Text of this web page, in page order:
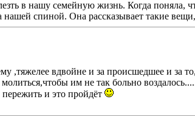
в нашу семейную жизнь. Когда поняла,
нашей спиной. Она рассказывает такие
,тяжелее вдвойне и за происшедшее и за
им не так больно
и это пройдëт